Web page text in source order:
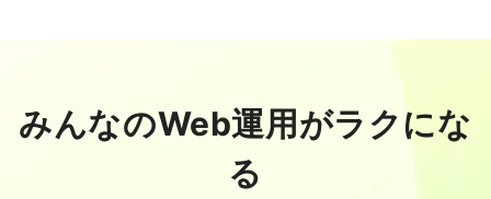
みんなのWeb運用がラクにな
る